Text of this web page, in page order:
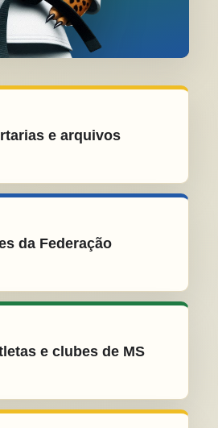
e arquivos
da Federação
e clubes de MS